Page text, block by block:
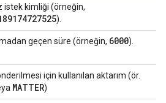
istek kimliği (örneğin,
).
geçen süre (örneğin, 6000).
için kullanılan aktarım (ör.
MATTER)